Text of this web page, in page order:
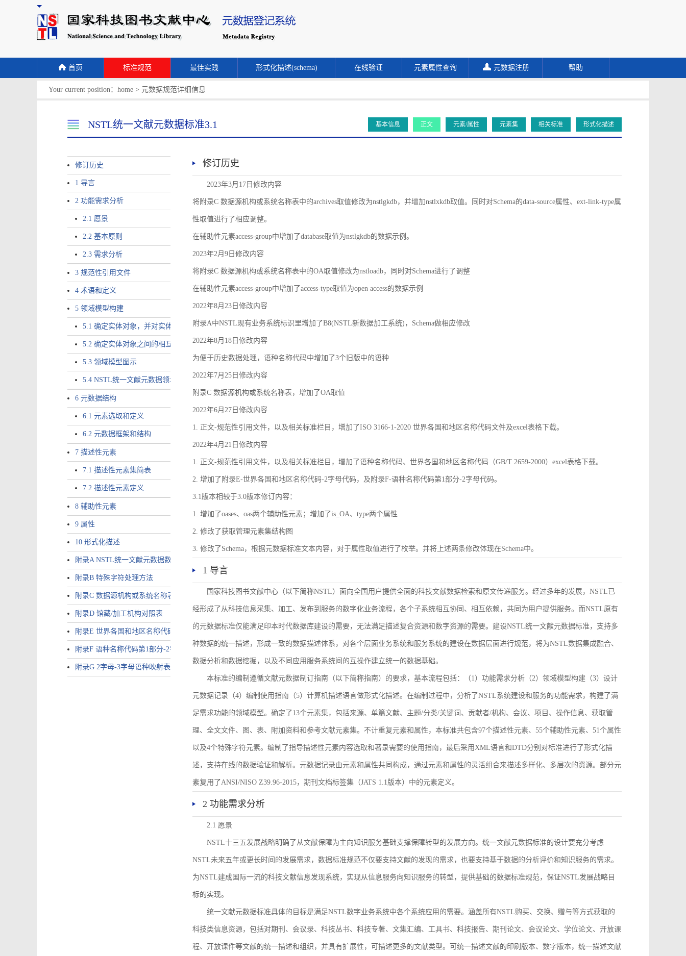
首页 标准规范 最佳实践 形式化描述(schema) 在线验证 元素属性查询 元数据注册 帮助
Your current position： home > 元数据规范详细信息
NSTL统一文献元数据标准3.1 基本信息 正文 元素/属性 元素集 相关标准 形式化描述
修订历史
1 导言
2 功能需求分析
2.1 愿景
2.2 基本原则
2.3 需求分析
3 规范性引用文件
4 术语和定义
5 领域模型构建
5.1 确定实体对象，并对实体对象命名
5.2 确定实体对象之间的相互关系，定义实体对象之间的关联和约束
5.3 领域模型图示
5.4 NSTL统一文献元数据领域模型的验证
6 元数据结构
6.1 元素选取和定义
6.2 元数据框架和结构
7 描述性元素
7.1 描述性元素集简表
7.2 描述性元素定义
8 辅助性元素
9 属性
10 形式化描述
附录A NSTL统一文献元数据数据唯一标识符规则
附录B 特殊字符处理方法
附录C 数据源机构或系统名称表
附录D 馆藏/加工机构对照表
附录E 世界各国和地区名称代码-2字母代码（GB/T 2659-2000等同ISO 3166-1）
附录F 语种名称代码第1部分-2字母代码（GB/T 4880.1-2005等同ISO 639-1）
附录G 2字母-3字母语种映射表
修订历史
2023年3月17日修改内容
将附录C 数据源机构或系统名称表中的archives取值修改为nstlgkdb，并增加nstlxkdb取值。同时对Schema的data-source属性、ext-link-type属
性取值进行了相应调整。
在辅助性元素access-group中增加了database取值为nstlgkdb的数据示例。
2023年2月9日修改内容
将附录C 数据源机构或系统名称表中的OA取值修改为nstloadb，同时对Schema进行了调整
在辅助性元素access-group中增加了access-type取值为open access的数据示例
2022年8月23日修改内容
附录A中NSTL现有业务系统标识里增加了B8(NSTL新数据加工系统)，Schema做相应修改
2022年8月18日修改内容
为便于历史数据处理，语种名称代码中增加了3个旧版中的语种
2022年7月25日修改内容
附录C 数据源机构或系统名称表，增加了OA取值
2022年6月27日修改内容
1. 正文-规范性引用文件，以及相关标准栏目，增加了ISO 3166-1-2020 世界各国和地区名称代码文件及excel表格下载。
2022年4月21日修改内容
1. 正文-规范性引用文件，以及相关标准栏目，增加了语种名称代码、世界各国和地区名称代码（GB/T 2659-2000）excel表格下载。
2. 增加了附录E-世界各国和地区名称代码-2字母代码，及附录F-语种名称代码第1部分-2字母代码。
3.1版本相较于3.0版本修订内容：
1. 增加了oases、oas两个辅助性元素；增加了is_OA、type两个属性
2. 修改了获取管理元素集结构图
3. 修改了Schema，根据元数据标准文本内容，对于属性取值进行了枚举。并将上述两条修改体现在Schema中。
1 导言
国家科技图书文献中心（以下简称NSTL）面向全国用户提供全面的科技文献数据检索和原文传递服务。经过多年的发展，NSTL已
经形成了从科技信息采集、加工、发布到服务的数字化业务流程，各个子系统相互协同、相互依赖，共同为用户提供服务。而NSTL原有
的元数据标准仅能满足印本时代数据库建设的需要，无法满足描述复合资源和数字资源的需要。建设NSTL统一文献元数据标准，支持多
种数据的统一描述，形成一致的数据描述体系，对各个层面业务系统和服务系统的建设在数据层面进行规范，将为NSTL数据集成融合、
数据分析和数据挖掘，以及不同应用服务系统间的互操作建立统一的数据基础。
本标准的编制遵循文献元数据制订指南（以下简称指南）的要求，基本流程包括：（1）功能需求分析（2）领域模型构建（3）设计
元数据记录（4）编制使用指南（5）计算机描述语言做形式化描述。在编制过程中，分析了NSTL系统建设和服务的功能需求，构建了满
足需求功能的领域模型。确定了13个元素集，包括来源、单篇文献、主题/分类/关键词、贡献者/机构、会议、项目、操作信息、获取管
理、全文文件、图、表、附加资料和参考文献元素集。不计重复元素和属性，本标准共包含97个描述性元素、55个辅助性元素、51个属性
以及4个特殊字符元素。编制了指导描述性元素内容选取和著录需要的使用指南，最后采用XML语言和DTD分别对标准进行了形式化描
述，支持在线的数据验证和解析。元数据记录由元素和属性共同构成，通过元素和属性的灵活组合来描述多样化、多层次的资源。部分元
素复用了ANSI/NISO Z39.96-2015，期刊文档标签集（JATS 1.1版本）中的元素定义。
2 功能需求分析
2.1 愿景
NSTL十三五发展战略明确了从文献保障为主向知识服务基础支撑保障转型的发展方向。统一文献元数据标准的设计要充分考虑
NSTL未来五年或更长时间的发展需求，数据标准规范不仅要支持文献的发现的需求，也要支持基于数据的分析评价和知识服务的需求。
为NSTL建成国际一流的科技文献信息发现系统，实现从信息服务向知识服务的转型，提供基础的数据标准规范，保证NSTL发展战略目
标的实现。
统一文献元数据标准具体的目标是满足NSTL数字业务系统中各个系统应用的需要。涵盖所有NSTL购买、交换、赠与等方式获取的
科技类信息资源，包括对期刊、会议录、科技丛书、科技专著、文集汇编、工具书、科技报告、期刊论文、会议论文、学位论文、开放课
程、开放课件等文献的统一描述和组织，并具有扩展性，可描述更多的文献类型。可统一描述文献的印刷版本、数字版本，统一描述文献